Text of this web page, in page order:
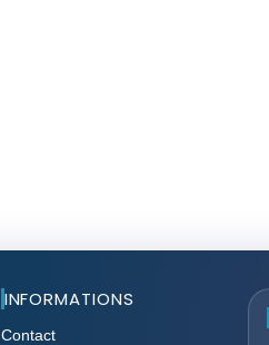
INFORMATIONS
Contact